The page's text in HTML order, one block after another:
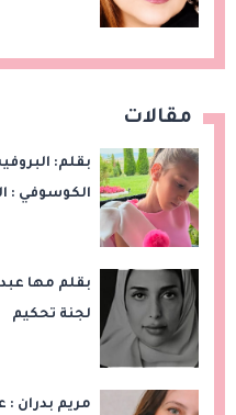
مقالات
بقلم:
الكوسوفي :
بقلم مها
لجنة تحكيم
مريم بدران :